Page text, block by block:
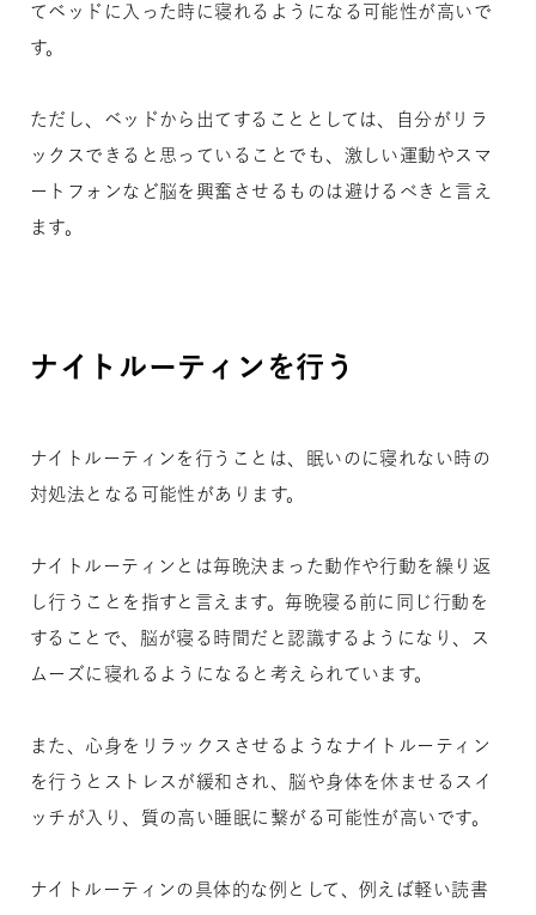
てベッドに入った時に寝れるようになる可能性が高いで
す。
ただし、ベッドから出てすることとしては、自分がリラ
ックスできると思っていることでも、激しい運動やスマ
ートフォンなど脳を興奮させるものは避けるべきと言え
ます。
ナイトルーティンを行う
ナイトルーティンを行うことは、眠いのに寝れない時の
対処法となる可能性があります。
ナイトルーティンとは毎晩決まった動作や行動を繰り返
し行うことを指すと言えます。毎晩寝る前に同じ行動を
することで、脳が寝る時間だと認識するようになり、ス
ムーズに寝れるようになると考えられています。
また、心身をリラックスさせるようなナイトルーティン
を行うとストレスが緩和され、脳や身体を休ませるスイ
ッチが入り、質の高い睡眠に繋がる可能性が高いです。
ナイトルーティンの具体的な例として、例えば軽い読書